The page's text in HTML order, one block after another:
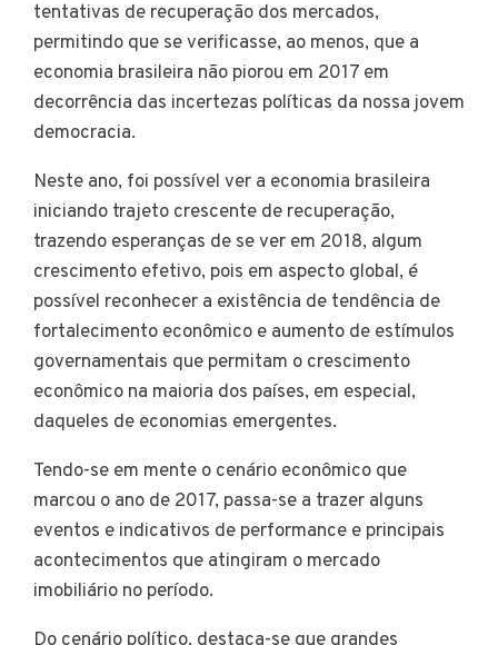
tentativas de recuperação dos mercados,
permitindo que se verificasse, ao menos, que a
economia brasileira não piorou em 2017 em
decorrência das incertezas políticas da nossa jovem
democracia.
Neste ano, foi possível ver a economia brasileira
iniciando trajeto crescente de recuperação,
trazendo esperanças de se ver em 2018, algum
crescimento efetivo, pois em aspecto global, é
possível reconhecer a existência de tendência de
fortalecimento econômico e aumento de estímulos
governamentais que permitam o crescimento
econômico na maioria dos países, em especial,
daqueles de economias emergentes.
Tendo-se em mente o cenário econômico que
marcou o ano de 2017, passa-se a trazer alguns
eventos e indicativos de performance e principais
acontecimentos que atingiram o mercado
imobiliário no período.